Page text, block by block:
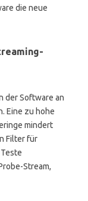
die neue
der Software an
Eine zu hohe
mindert
Filter für
Stream,